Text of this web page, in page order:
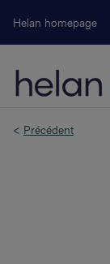
Helan homepage
< Précédent